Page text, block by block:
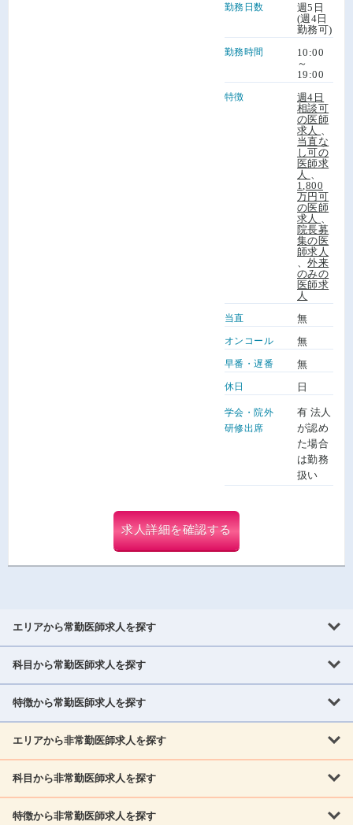
勤務日数
週5日
(週4日
勤務可)
勤務時間
10:00
～
19:00
特徴
週4日
相談可
の医師
求人
当直な
し可の
医師求
人
1,800
万円可
の医師
求人
院長募
集の医
師求人
、外来
のみの
医師求
人
当直 無
オンコール 無
早番・遅番 無
休日 日
学会・院外
研修出席
有 法人
が認め
た場合
は勤務
扱い
求人詳細を確認する
エリアから常勤医師求人を探す
北海道・東北
北海道 青森県 岩手県
茨城県 栃木県 群馬県
神奈川県 山梨県
科目から常勤医師求人を探す
内科系
消化器科 呼吸器科
リウマチ科 外科 消化器外科
特徴から常勤医師求人を探す
救急対応なし 女性医師歓迎
施設長募集 年齢不問 外来のみ
エリアから非常勤医師求人を探す
北海道・東北
北海道 青森県 岩手県
科目から非常勤医師求人を探す
特徴から非常勤医師求人を探す